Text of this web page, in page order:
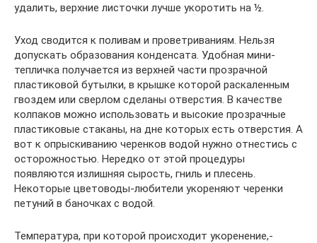
удалить, верхние листочки лучше укоротить на ½.
Уход сводится к поливам и проветриваниям. Нельзя
допускать образования конденсата. Удобная мини-
тепличка получается из верхней части прозрачной
пластиковой бутылки, в крышке которой раскаленным
гвоздем или сверлом сделаны отверстия. В качестве
колпаков можно использовать и высокие прозрачные
пластиковые стаканы, на дне которых есть отверстия. А
вот к опрыскиванию черенков водой нужно отнестись с
осторожностью. Нередко от этой процедуры
появляются излишняя сырость, гниль и плесень.
Некоторые цветоводы-любители укореняют черенки
петуний в баночках с водой.
Температура, при которой происходит укоренение,-